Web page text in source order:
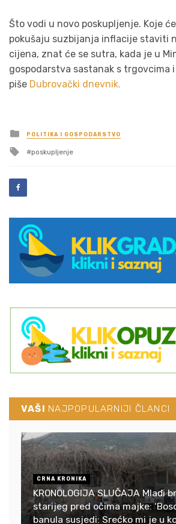
Što vodi u novo poskupljenje. Koje
pokušaju suzbijanja inflacije staviti
cijena, znat će se sutra, kada je u
gospodarstva sastanak s trgovcima
piše Dubrovački dnevnik.
Posted
in
POLITIKA I GOSPODARSTVO
Tagged
poskupljenje
VAŠI NAJPOPULARNIJI ČLANCI
CRNA KRONIKA
KRONOLOGIJA SLUČAJA Mlađi
starijeg pred očima majke:
banula susjedi: Srećko mi je u